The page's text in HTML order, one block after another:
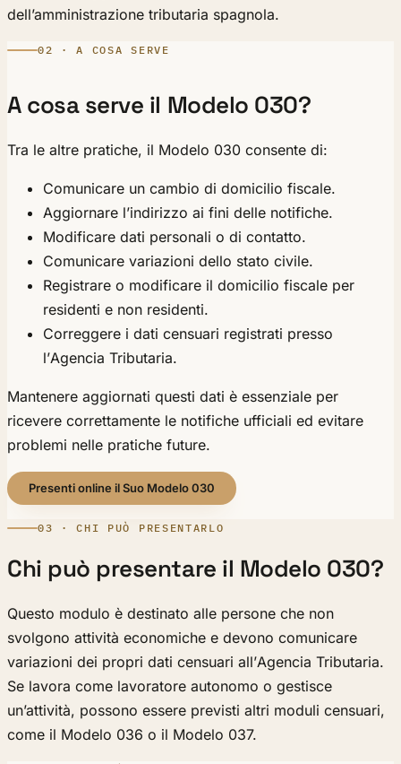
dell’amministrazione tributaria spagnola.
02 · A COSA SERVE
A cosa serve il Modelo 030?
Tra le altre pratiche, il Modelo 030 consente di:
Comunicare un cambio di domicilio fiscale.
Aggiornare l’indirizzo ai fini delle notifiche.
Modificare dati personali o di contatto.
Comunicare variazioni dello stato civile.
Registrare o modificare il domicilio fiscale per
residenti e non residenti.
Correggere i dati censuari registrati presso
l’Agencia Tributaria.
Mantenere aggiornati questi dati è essenziale per
ricevere correttamente le notifiche ufficiali ed evitare
problemi nelle pratiche future.
Presenti online il Suo Modelo 030
03 · CHI PUÒ PRESENTARLO
Chi può presentare il Modelo 030?
Questo modulo è destinato alle persone che non
svolgono attività economiche e devono comunicare
variazioni dei propri dati censuari all’Agencia Tributaria.
Se lavora come lavoratore autonomo o gestisce
un’attività, possono essere previsti altri moduli censuari,
come il Modelo 036 o il Modelo 037.